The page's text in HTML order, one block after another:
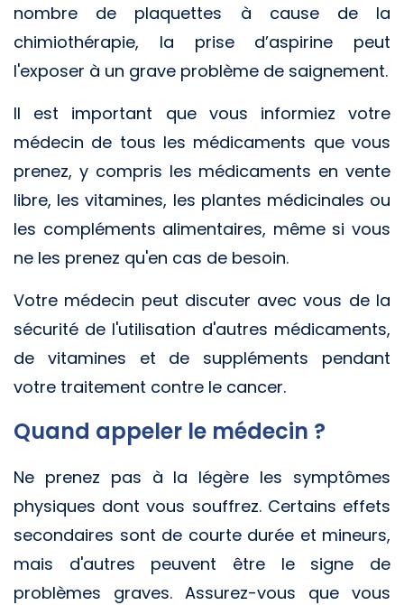
nombre de plaquettes à cause de la
chimiothérapie, la prise d’aspirine peut
l'exposer à un grave problème de saignement.
Il est important que vous informiez votre
médecin de tous les médicaments que vous
prenez, y compris les médicaments en vente
libre, les vitamines, les plantes médicinales ou
les compléments alimentaires, même si vous
ne les prenez qu'en cas de besoin.
Votre médecin peut discuter avec vous de la
sécurité de l'utilisation d'autres médicaments,
de vitamines et de suppléments pendant
votre traitement contre le cancer.
Quand appeler le médecin ?
Ne prenez pas à la légère les symptômes
physiques dont vous souffrez. Certains effets
secondaires sont de courte durée et mineurs,
mais d'autres peuvent être le signe de
problèmes graves. Assurez-vous que vous